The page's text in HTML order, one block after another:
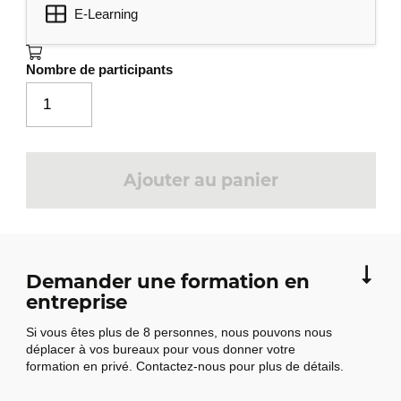
Application d'un style rapide
Application d'un thème
Mise en valeur des caractères
Casse des caractères
4
Alignement des paragraphes
Espacement entre les paragraphes
Interligne
Bordure et arrière-plan
E-Learning
Nombre de participants
Ajouter au panier
Demander une formation en
entreprise
Si vous êtes plus de 8 personnes, nous pouvons nous
déplacer à vos bureaux pour vous donner votre
formation en privé. Contactez-nous pour plus de détails.